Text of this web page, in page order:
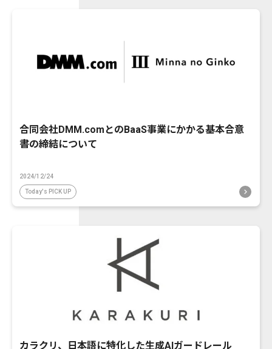
合同会社DMM.comとのBaaS事業にかかる基本合意
書の締結について
2024/12/24
Today's PICK UP
カラクリ、日本語に特化した生成AIガードレール